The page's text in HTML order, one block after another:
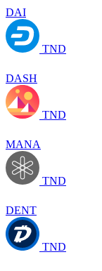
DAI
TND
DASH
TND
MANA
TND
DENT
TND